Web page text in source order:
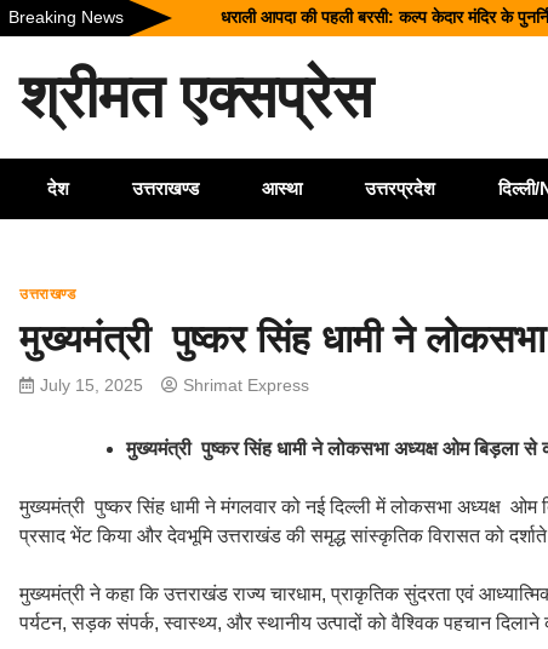
Skip
to
Breaking News
उत्तराखंड में बारिश का कहर: यमुनोत्री और बदरीनाथ
सीएम धामी ने दिए हाई अलर्ट के निर्देश, भारी वर्षा के
उत्तराखंड को मिल सकती है बड़ी सौगात, EPFO के नए
श्रीमत एक्सप्रेस
देश उत्तराखण्ड आस्था उत्तरप्रदेश
उत्तराखण्ड
मुख्यमंत्री पुष्कर सिंह धामी ने
July 15, 2025 Shrimat Express
मुख्यमंत्री पुष्कर सिंह धामी ने लोकसभा अध्यक्ष ओम बिड़ला से
मुख्यमंत्री पुष्कर सिंह धामी ने मंगलवार को नई दिल्ली में लोकसभा अध्यक्ष
प्रसाद भेंट किया और देवभूमि उत्तराखंड की समृद्ध सांस्कृतिक विरासत को
मुख्यमंत्री ने कहा कि उत्तराखंड राज्य चारधाम, प्राकृतिक सुंदरता एवं
पर्यटन, सड़क संपर्क, स्वास्थ्य, और स्थानीय उत्पादों को वैश्विक पहचान दिलाने